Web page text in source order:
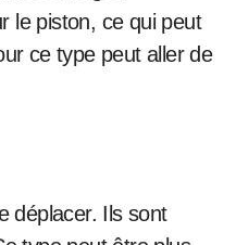
le piston, ce qui peut
ce type peut aller de
déplacer. Ils sont